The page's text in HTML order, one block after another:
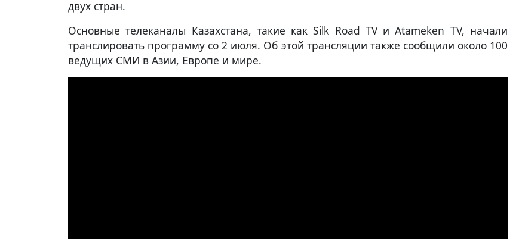
двух стран.
Основные телеканалы Казахстана, такие как Silk Road TV и Atameken TV, начали
транслировать программу со 2 июля. Об этой трансляции также сообщили около 100
ведущих СМИ в Азии, Европе и мире.